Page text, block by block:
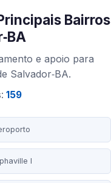
Bairros
e apoio para
Salvador‑BA.
159
I